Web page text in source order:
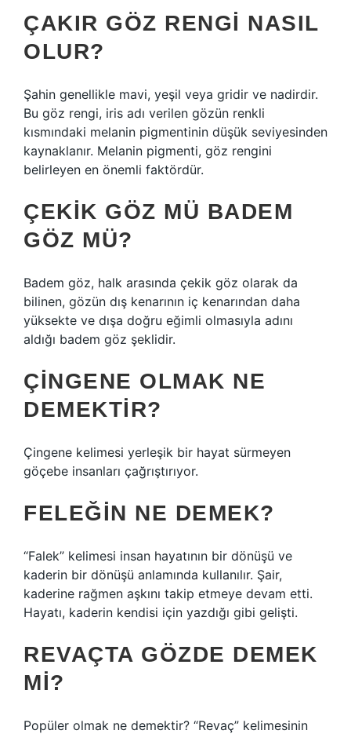
ÇAKIR GÖZ RENGI NASIL
OLUR?
Şahin genellikle mavi, yeşil veya gridir ve nadirdir.
Bu göz rengi, iris adı verilen gözün renkli
kısmındaki melanin pigmentinin düşük seviyesinden
kaynaklanır. Melanin pigmenti, göz rengini
belirleyen en önemli faktördür.
ÇEKIK GÖZ MÜ BADEM
GÖZ MÜ?
Badem göz, halk arasında çekik göz olarak da
bilinen, gözün dış kenarının iç kenarından daha
yüksekte ve dışa doğru eğimli olmasıyla adını
aldığı badem göz şeklidir.
ÇINGENE OLMAK NE
DEMEKTIR?
Çingene kelimesi yerleşik bir hayat sürmeyen
göçebe insanları çağrıştırıyor.
FELEĞIN NE DEMEK?
“Falek” kelimesi insan hayatının bir dönüşü ve
kaderin bir dönüşü anlamında kullanılır. Şair,
kaderine rağmen aşkını takip etmeye devam etti.
Hayatı, kaderin kendisi için yazdığı gibi gelişti.
REVAÇTA GÖZDE DEMEK
MI?
Popüler olmak ne demektir? “Revaç” kelimesinin